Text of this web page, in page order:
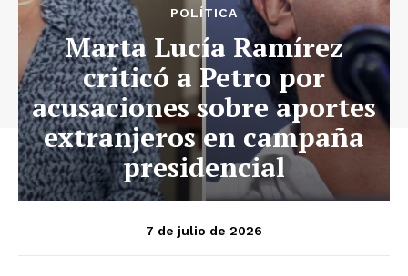
POLÍTICA
Marta Lucía Ramírez
criticó a Petro por
acusaciones sobre aportes
extranjeros en campaña
presidencial
7 de julio de 2026